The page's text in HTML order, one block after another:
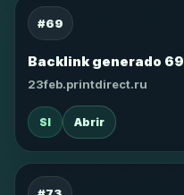
#69
Backlink generado 69
23feb.printdirect.ru
SI Abrir